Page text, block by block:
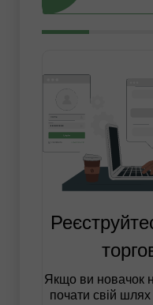
Якщо ви новачок
почати свій